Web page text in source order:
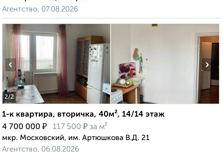
Агентство, 07.08.2026
2/2
‹ ›
1-к квартира, вторичка, 40м², 14/14 этаж
4 700 000 ₽ 117 500 ₽ за м²
мкр. Московский, им. Артюшкова В.Д. 21
Агентство, 06.08.2026